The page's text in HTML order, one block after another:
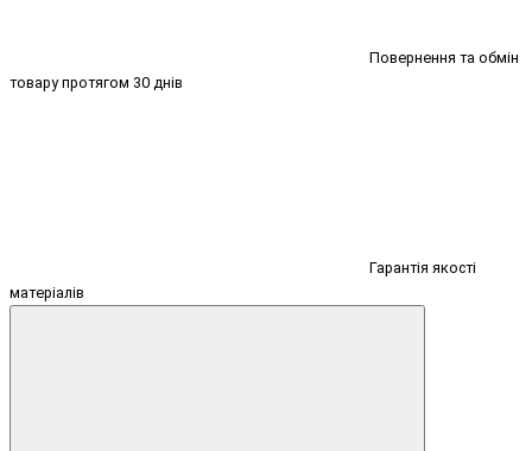
Повернення та обмін
товару протягом 30 днів
Гарантія якості
матеріалів